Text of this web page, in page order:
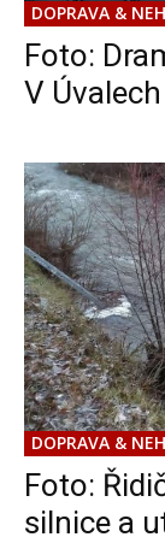
DOPRAVA &
Foto:
V
DOPRAVA &
Foto:
silnice a